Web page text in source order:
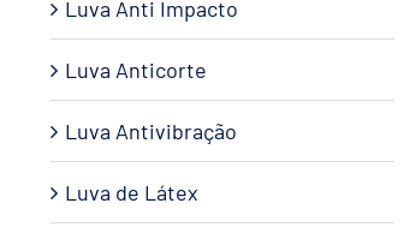
Luva Anti Impacto
Luva Anticorte
Luva Antivibração
Luva de Látex